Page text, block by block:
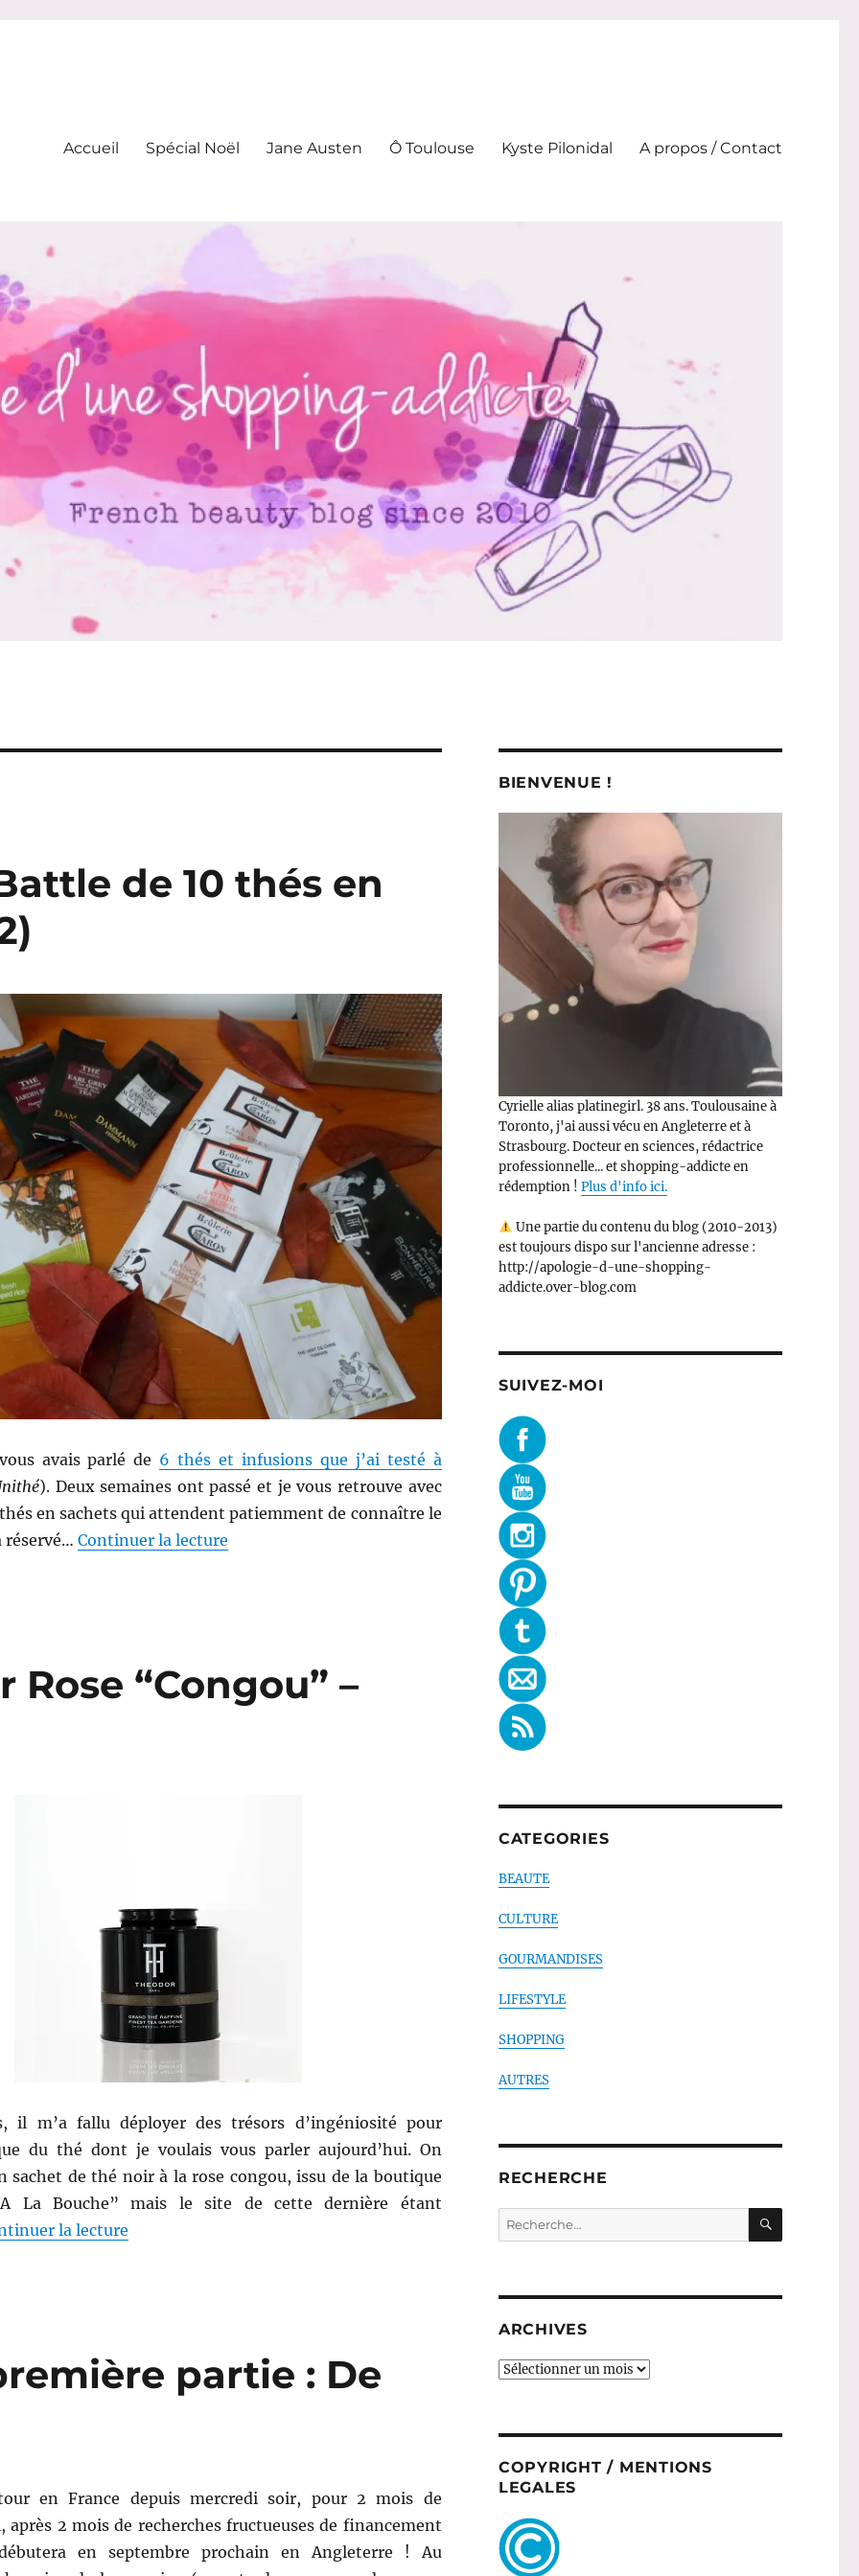
Accueil Spécial Noël Jane Austen Ô Toulouse Kyste Pilonidal A propos / Contact
de 10 thés en
avais parlé de 6 thés et infusions que j’ai testé à
). Deux semaines ont passé et je vous retrouve avec
en sachets qui attendent patiemment de connaître le
réservé… Continuer la lecturede « Thés # 123 à 132 : Battle de 10 thés en sachets à l’unité (2) »
Rose “Congou” –
il m’a fallu déployer des trésors d’ingéniosité pour
du thé dont je voulais vous parler aujourd’hui. On
sachet de thé noir à la rose congou, issu de la boutique
La Bouche” mais le site de cette dernière étant
la lecturede « Thé # 88 : Thé noir Rose “Congou” – Theodor »
partie : De
en France depuis mercredi soir, pour 2 mois de
après 2 mois de recherches fructueuses de financement
en septembre prochain en Angleterre ! Au
BIENVENUE !
Cyrielle alias platinegirl. 38 ans. Toulousaine à
Toronto, j'ai aussi vécu en Angleterre et à
Strasbourg. Docteur en sciences, rédactrice
professionnelle... et shopping-addicte en
rédemption ! Plus d'info ici.
Une partie du contenu du blog (2010-2013)
est toujours dispo sur l'ancienne adresse :
http://apologie-d-une-shopping-
addicte.over-blog.com
SUIVEZ-MOI
CATEGORIES
BEAUTE
CULTURE
GOURMANDISES
LIFESTYLE
SHOPPING
AUTRES
RECHERCHE
Recherche
pour :
ARCHIVES
ARCHIVES
COPYRIGHT / MENTIONS
LEGALES